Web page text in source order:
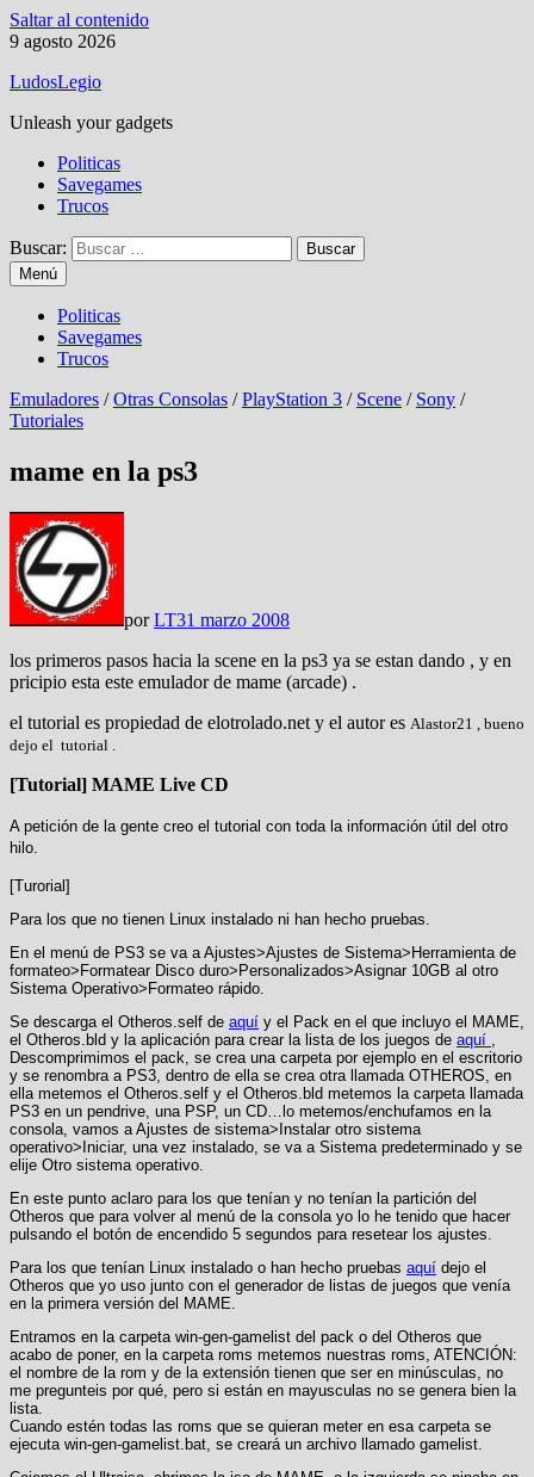
Saltar al contenido
9 agosto 2026
LudosLegio
Unleash your gadgets
Politicas
Savegames
Trucos
Buscar:
Menú
Politicas
Savegames
Trucos
Emuladores /Otras Consolas /PlayStation 3 / Scene / Sony /
Tutoriales
mame en la ps3
porLT31 marzo 2008
los primeros pasos hacia la scene en la ps3 ya se estan dando , y en
pricipio esta este emulador de mame (arcade) .
el tutorial es propiedad de elotrolado.net y el autor es Alastor21 , bueno
dejo el tutorial .
[Tutorial] MAME Live CD
A petición de la gente creo el tutorial con toda la información útil del otro
hilo.
[Turorial]
Para los que no tienen Linux instalado ni han hecho pruebas.
En el menú de PS3 se va a Ajustes>Ajustes de Sistema>Herramienta de
formateo>Formatear Disco duro>Personalizados>Asignar 10GB al otro
Sistema Operativo>Formateo rápido.
Se descarga el Otheros.self de aquí y el Pack en el que incluyo el MAME,
el Otheros.bld y la aplicación para crear la lista de los juegos de aquí
Descomprimimos el pack, se crea una carpeta por ejemplo en el escritorio
y se renombra a PS3, dentro de ella se crea otra llamada OTHEROS, en
ella metemos el Otheros.self y el Otheros.bld metemos la carpeta llamada
PS3 en un pendrive, una PSP, un CD…lo metemos/enchufamos en la
consola, vamos a Ajustes de sistema>Instalar otro sistema
operativo>Iniciar, una vez instalado, se va a Sistema predeterminado y se
elije Otro sistema operativo.
En este punto aclaro para los que tenían y no tenían la partición del
Otheros que para volver al menú de la consola yo lo he tenido que hacer
pulsando el botón de encendido 5 segundos para resetear los ajustes.
Para los que tenían Linux instalado o han hecho pruebas aquí dejo el
Otheros que yo uso junto con el generador de listas de juegos que venía
en la primera versión del MAME.
Entramos en la carpeta win-gen-gamelist del pack o del Otheros que
acabo de poner, en la carpeta roms metemos nuestras roms, ATENCIÓN:
el nombre de la rom y de la extensión tienen que ser en minúsculas, no
me pregunteis por qué, pero si están en mayusculas no se genera bien la
lista.
Cuando estén todas las roms que se quieran meter en esa carpeta se
ejecuta win-gen-gamelist.bat, se creará un archivo llamado gamelist.